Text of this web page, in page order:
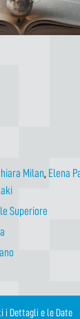
Milan, Elena
Superiore
i Dettagli e le Date